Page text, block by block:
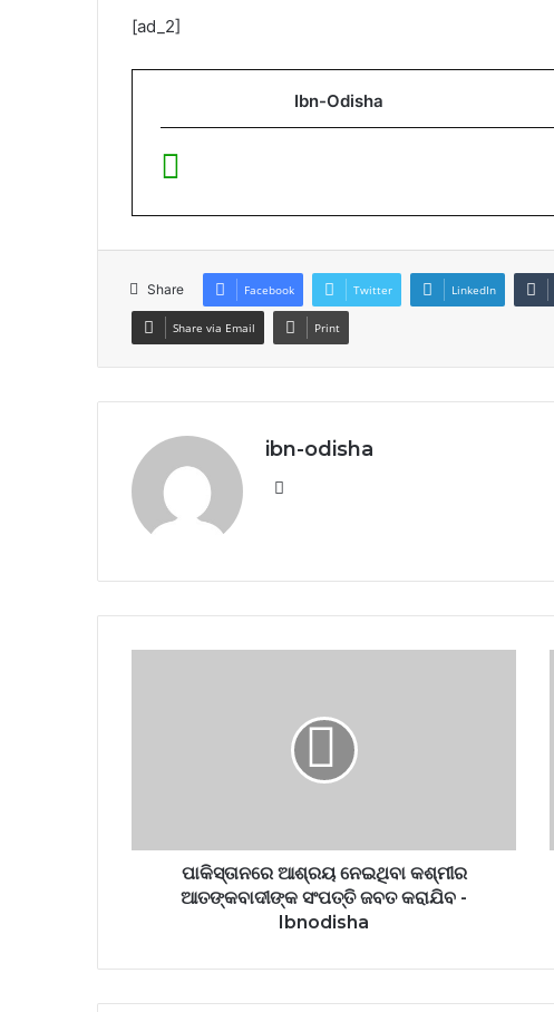
[ad_2]
Ibn-Odisha
Share Facebook Twitter LinkedIn
Share via Email Print
ibn-odisha
Website
ପାକିସ୍ତାନରେ ଆଶ୍ରୟ ନେଇଥିବା କଶ୍ମୀର
ଆତଙ୍କବାଦୀଙ୍କ ସଂପତ୍ତି ଜବତ କରାଯିବ -
Ibnodisha